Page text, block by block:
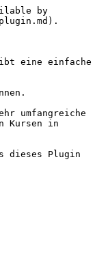
by
eine einfache
umfangreiche
Kursen in
dieses Plugin